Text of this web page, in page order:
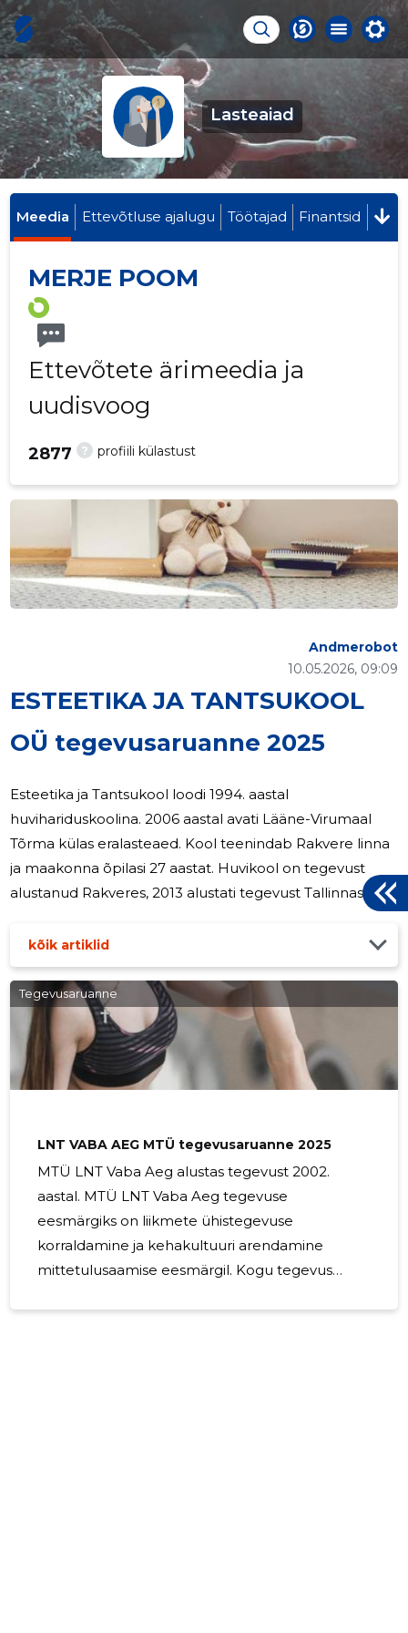
Lasteaiad
Meedia Ettevõtluse ajalugu Töötajad Finantsid
MERJE POOM
Ettevõtete ärimeedia ja
uudisvoog
? profiili külastust
2877
ESTEETIKA JA TANTSUKOOL
OÜ tegevusaruanne 2025
10.05.2026, 09:09
Andmerobot
Esteetika ja Tantsukool loodi 1994. aastal
huvihariduskoolina. 2006 aastal avati Lääne-Virumaal
Tõrma külas eralasteaed. Kool teenindab Rakvere linna
ja maakonna õpilasi 27 aastat. Huvikool on tegevust
alustanud Rakveres, 2013 alustati tegevust Tallinnas ja
koolis ligikaudu 500 last. Kool on aastatega tugevalt
kinnitanud kanda huviharidusteenust pakkuvate
firmade seas, sest avarad ruumid, pidev administraatori
olemasolu, Haridus- ja Teadusministeeriumi poolt antud
litsents suurendab turvalisust nii õpilaste kui nende
vanemate hulgas.
kõik artiklid
Tegevusaruanne
LNT VABA AEG MTÜ tegevusaruanne 2025
MTÜ LNT Vaba Aeg alustas tegevust 2002.
aastal. MTÜ LNT Vaba Aeg tegevuse
eesmärgiks on liikmete ühistegevuse
korraldamine ja kehakultuuri arendamine
mittetulusaamise eesmärgil. Kogu tegevus